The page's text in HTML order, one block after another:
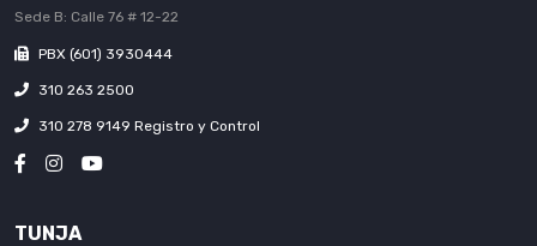
Sede B: Calle 76 # 12-22
PBX (601) 3930444
310 263 2500
310 278 9149 Registro y Control
TUNJA